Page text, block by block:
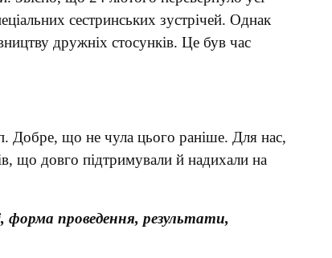
сестринських зустрічей. Однак
дружніх стосунків. Це був час
Добре, що не чула цього раніше. Для нас,
що довго підтримували й надихали на
форма проведення, результати,